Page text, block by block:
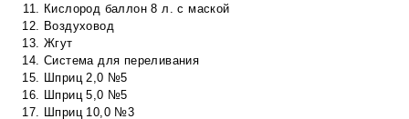
Кислород баллон 8 л. с маской
Воздуховод
Жгут
Система для переливания
Шприц 2,0 №5
Шприц 5,0 №5
Шприц 10,0 №3